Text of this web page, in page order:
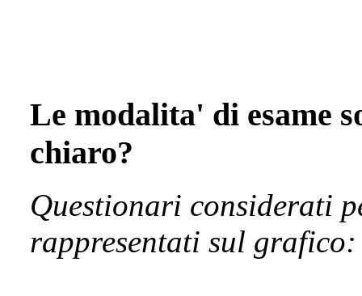
Le modalita' di esame
chiaro?
Questionari considerati
rappresentati sul